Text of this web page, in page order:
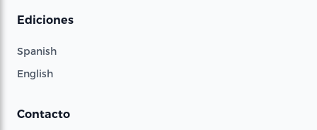
Ediciones
Spanish
English
Contacto